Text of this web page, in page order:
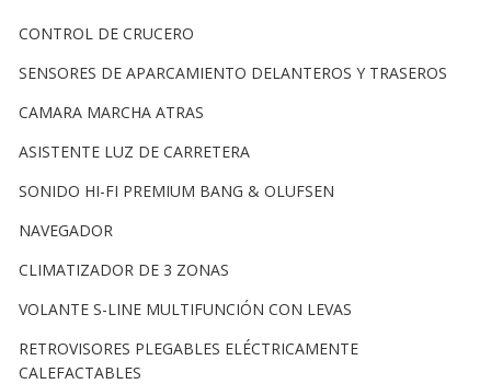
CONTROL DE CRUCERO
SENSORES DE APARCAMIENTO DELANTEROS Y TRASEROS
CAMARA MARCHA ATRAS
ASISTENTE LUZ DE CARRETERA
SONIDO HI-FI PREMIUM BANG & OLUFSEN
NAVEGADOR
CLIMATIZADOR DE 3 ZONAS
VOLANTE S-LINE MULTIFUNCIÓN CON LEVAS
RETROVISORES PLEGABLES ELÉCTRICAMENTE
CALEFACTABLES